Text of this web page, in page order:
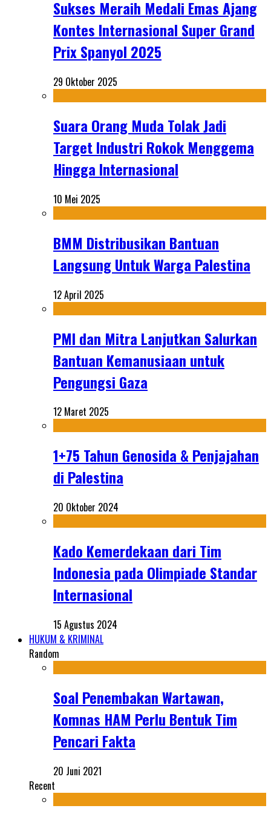
Sukses Meraih Medali Emas Ajang
Kontes Internasional Super Grand
Prix Spanyol 2025
29 Oktober 2025
Suara Orang Muda Tolak Jadi
Target Industri Rokok Menggema
Hingga Internasional
10 Mei 2025
BMM Distribusikan Bantuan
Langsung Untuk Warga Palestina
12 April 2025
PMI dan Mitra Lanjutkan Salurkan
Bantuan Kemanusiaan untuk
Pengungsi Gaza
12 Maret 2025
1+75 Tahun Genosida & Penjajahan
di Palestina
20 Oktober 2024
Kado Kemerdekaan dari Tim
Indonesia pada Olimpiade Standar
Internasional
15 Agustus 2024
HUKUM & KRIMINAL
Random
Soal Penembakan Wartawan,
Komnas HAM Perlu Bentuk Tim
Pencari Fakta
20 Juni 2021
Recent